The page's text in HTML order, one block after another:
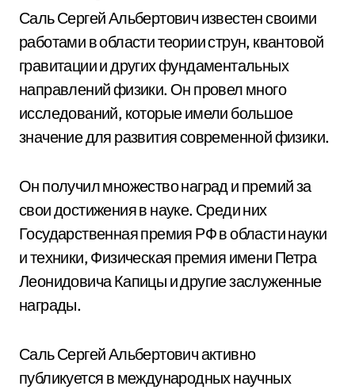
Саль Сергей Альбертович известен своими
работами в области теории струн, квантовой
гравитации и других фундаментальных
направлений физики. Он провел много
исследований, которые имели большое
значение для развития современной физики.
Он получил множество наград и премий за
свои достижения в науке. Среди них
Государственная премия РФ в области науки
и техники, Физическая премия имени Петра
Леонидовича Капицы и другие заслуженные
награды.
Саль Сергей Альбертович активно
публикуется в международных научных